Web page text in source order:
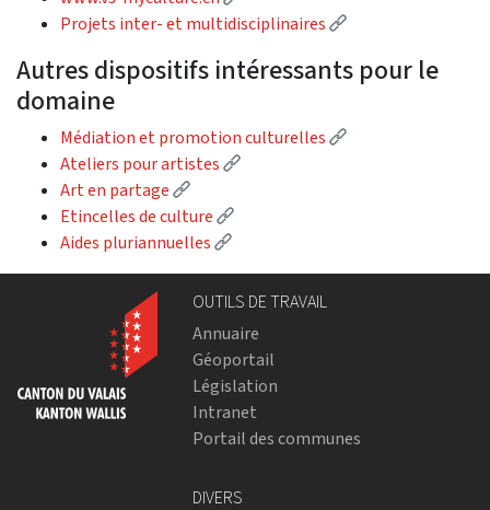
Projets inter- et multidisciplinaires
(External link)
Autres dispositifs intéressants pour le
domaine
Médiation et promotion culturelles
(External link)
Ateliers pour artistes
(External link)
Art en partage
(External link)
Etincelles de culture
(External link)
Aides pluriannuelles
(External link)
OUTILS DE TRAVAIL
Annuaire
Géoportail
Législation
Intranet
Portail des communes
DIVERS